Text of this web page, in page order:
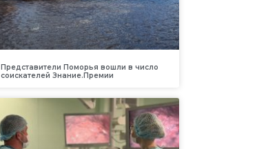
Представители Поморья вошли в число
соискателей Знание.Премии